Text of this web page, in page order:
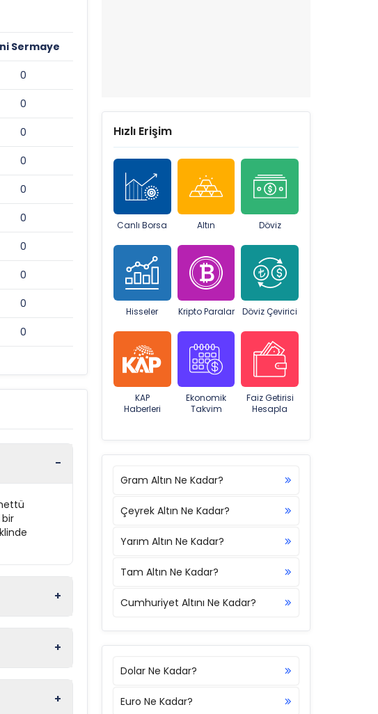
Sermaye
0
0
0
0
0
0
0
0
0
0
-
+
+
+
Hızlı Erişim
Canlı Borsa Altın Döviz
Hisseler Kripto Paralar Döviz Çevirici
KAP
Haberleri
Ekonomik
Takvim
Faiz Getirisi
Hesapla
Gram Altın Ne Kadar?
Çeyrek Altın Ne Kadar?
Yarım Altın Ne Kadar?
Tam Altın Ne Kadar?
Cumhuriyet Altını Ne Kadar?
Dolar Ne Kadar?
Euro Ne Kadar?